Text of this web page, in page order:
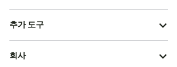
추가 도구
회사